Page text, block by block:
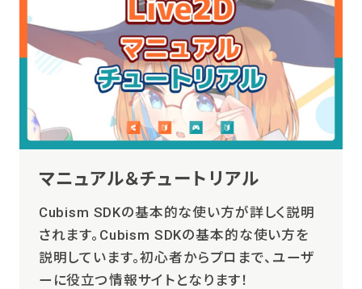
マニュアル＆チュートリアル
Cubism SDKの基本的な使い方が詳しく説明
されます。Cubism SDKの基本的な使い方を
説明しています。初心者からプロまで、ユーザ
ーに役立つ情報サイトとなります！